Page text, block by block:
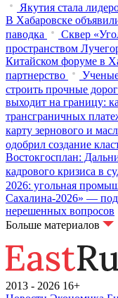
Якутия стала
В Хабаровске
паводка
Сквер
пространством
Китайском форуме в
партнерство
строить прочные
выходит на границу:
трансграничных
карту зернового и
одобрил создание
Востокгосплан:
кадрового кризиса в
2026: угольная
Сахалина-2026» — под
нерешенных вопросов
Больше материалов
2013 - 2026 16+